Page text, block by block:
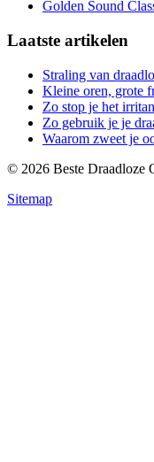
Golden Sound
Laatste artikelen
Straling van
Kleine oren, grote
Zo stop je het
Zo gebruik je je
Waarom zweet je
© 2026 Beste Draadloze
Sitemap